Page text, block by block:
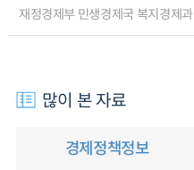
재정경제부 민생경제국 복지경제과
많이 본 자료
경제정책정보